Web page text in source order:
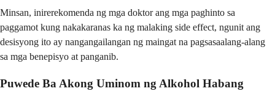
Minsan, inirerekomenda ng mga doktor ang mga paghinto sa
paggamot kung nakakaranas ka ng malaking side effect, ngunit ang
desisyong ito ay nangangailangan ng maingat na pagsasaalang-alang
sa mga benepisyo at panganib.
Puwede Ba Akong Uminom ng Alkohol Habang